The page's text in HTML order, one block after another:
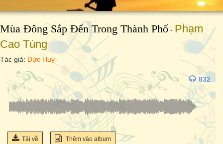
Mùa Đông Sắp Đến Trong Thành Phố - Phạm
Cao Tùng
Tác giả: Đức Huy
832
Tải về Thêm vào album